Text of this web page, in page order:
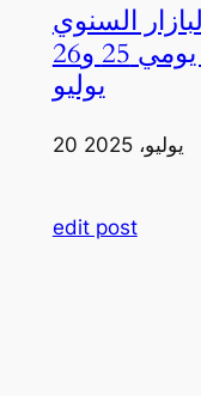
السنوي
لجمعية الرعاية المتكاملة يومي 25 و26
يوليو
20 يوليو، 2025
edit post